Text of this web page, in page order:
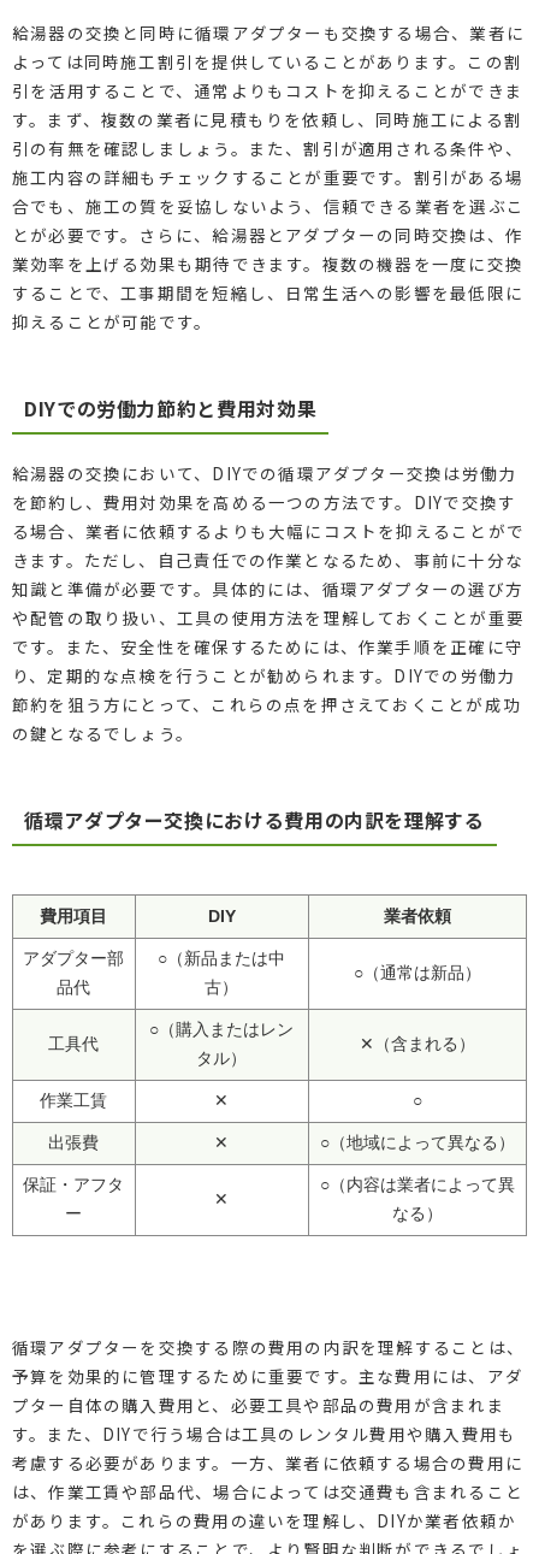
給湯器の交換と同時に循環アダプターも交換する場合、業者に
よっては同時施工割引を提供していることがあります。この割
引を活用することで、通常よりもコストを抑えることができま
す。まず、複数の業者に見積もりを依頼し、同時施工による割
引の有無を確認しましょう。また、割引が適用される条件や、
施工内容の詳細もチェックすることが重要です。割引がある場
合でも、施工の質を妥協しないよう、信頼できる業者を選ぶこ
とが必要です。さらに、給湯器とアダプターの同時交換は、作
業効率を上げる効果も期待できます。複数の機器を一度に交換
することで、工事期間を短縮し、日常生活への影響を最低限に
抑えることが可能です。
DIYでの労働力節約と費用対効果
給湯器の交換において、DIYでの循環アダプター交換は労働力
を節約し、費用対効果を高める一つの方法です。DIYで交換す
る場合、業者に依頼するよりも大幅にコストを抑えることがで
きます。ただし、自己責任での作業となるため、事前に十分な
知識と準備が必要です。具体的には、循環アダプターの選び方
や配管の取り扱い、工具の使用方法を理解しておくことが重要
です。また、安全性を確保するためには、作業手順を正確に守
り、定期的な点検を行うことが勧められます。DIYでの労働力
節約を狙う方にとって、これらの点を押さえておくことが成功
の鍵となるでしょう。
循環アダプター交換における費用の内訳を理解する
費用項目 DIY 業者依頼
アダプター部
品代
○（新品または中
古）
○（通常は新品）
工具代
○（購入またはレン
タル）
✕（含まれる）
作業工賃 ✕ ○
出張費 ✕ ○（地域によって異なる）
保証・アフタ
ー
✕
○（内容は業者によって異
なる）
循環アダプターを交換する際の費用の内訳を理解することは、
予算を効果的に管理するために重要です。主な費用には、アダ
プター自体の購入費用と、必要工具や部品の費用が含まれま
す。また、DIYで行う場合は工具のレンタル費用や購入費用も
考慮する必要があります。一方、業者に依頼する場合の費用に
は、作業工賃や部品代、場合によっては交通費も含まれること
があります。これらの費用の違いを理解し、DIYか業者依頼か
を選ぶ際に参考にすることで、より賢明な判断ができるでしょ